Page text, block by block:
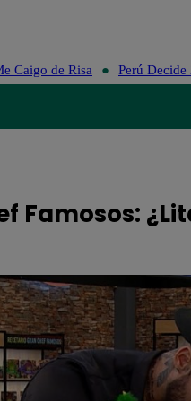
Caigo de Risa Perú Decide
Famosos: